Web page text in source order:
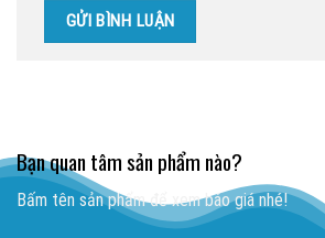
Bạn quan tâm sản phẩm nào?
Bấm tên sản phẩm để xem báo giá nhé!